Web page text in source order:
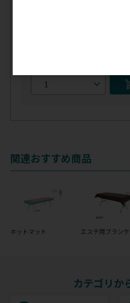
関連おすすめ商品
ホットマット エステ用ブラン
カテゴリか